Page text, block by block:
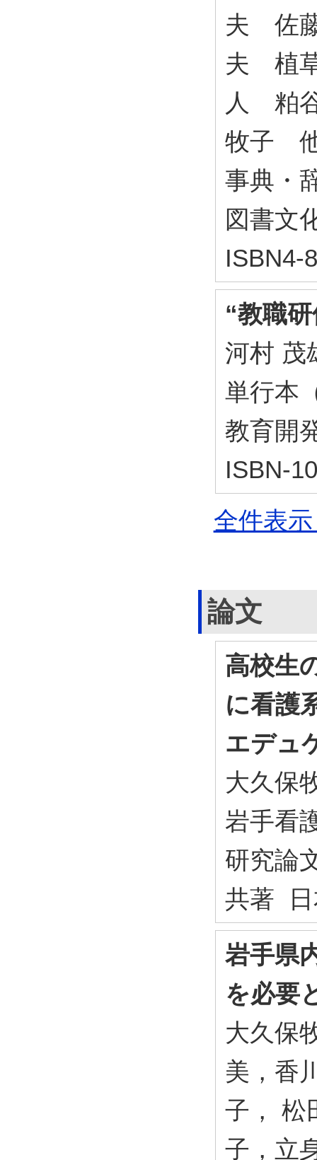
夫 佐
夫 植
人 粕
牧子
事典・
図書文
ISBN4-
“教職
河村
単行本
教育開
ISBN-
全件表
論文
高校生
に看護
エデュ
大久保
岩手看
研究論
共著 日
岩手県
を必要
大久保
美，香
子， 松
子，立